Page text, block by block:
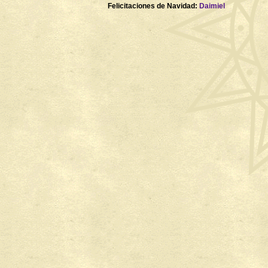
Felicitaciones de Navidad: Daimiel